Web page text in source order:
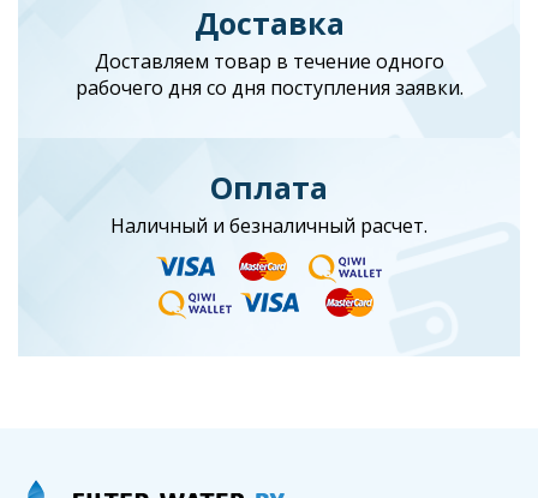
Доставка
Доставляем товар в течение одного
рабочего дня со дня поступления заявки.
Оплата
Наличный и безналичный расчет.